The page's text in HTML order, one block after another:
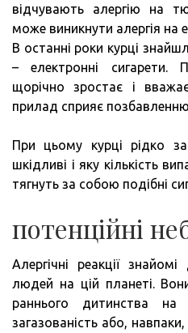
відчувають алергію на
може виникнути алергія на
В останні роки курці
– електронні сигарети.
щорічно зростає і
прилад сприяє позбавленню
При цьому курці рідко
шкідливі і яку кількість
тягнуть за собою подібні
потенційні
Алергічні реакції
людей на цій планеті.
раннього дитинства
загазованість або,